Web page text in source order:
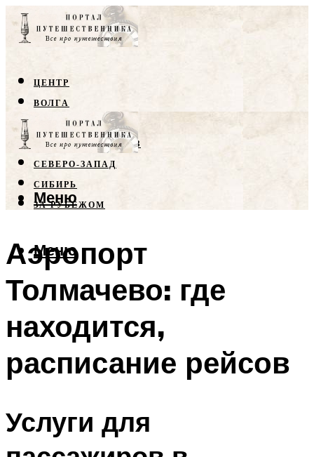
ЦЕНТР
ВОЛГА
КРЫМ
СЕВЕРНЫЙ КАВКАЗ
СЕВЕРО-ЗАПАД
СИБИРЬ
ЗА РУБЕЖОМ
Меню
Меню
Аэропорт
Толмачево: где
находится,
расписание рейсов
Услуги для